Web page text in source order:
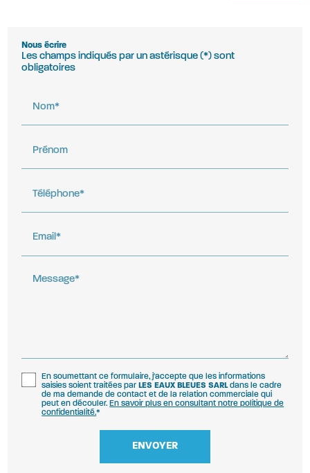
Nous écrire
Les champs indiqués par un astérisque (*) sont
obligatoires
Nom*
Prénom
Téléphone*
Email*
Message*
En soumettant ce formulaire, j'accepte que les informations
saisies soient traitées par LES EAUX BLEUES SARLdans le cadre
de ma demande de contact et de la relation commerciale qui
peut en découler. En savoir plus en consultant notre politique de
confidentialité.*